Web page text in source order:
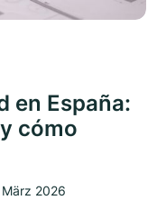
en España:
cómo
2026